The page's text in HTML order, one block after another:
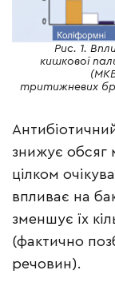
Рис. 1.
кишкової
тритижневих
знижує обсяг
цілком
впливає на
зменшує їх
(фактично
речовин).